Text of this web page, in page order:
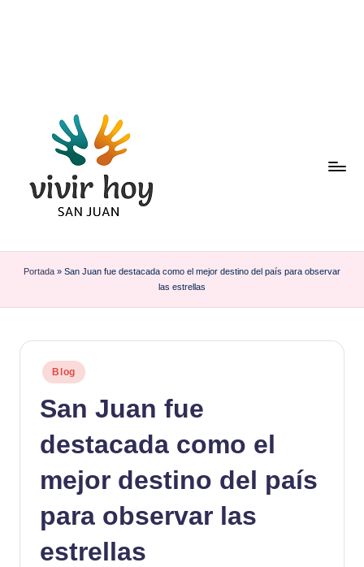
Saltar
contenido
Portada » San Juan fue destacada como el mejor destino del país para observar
las estrellas
Publicado
en
Blog
San Juan fue
destacada como el
mejor destino del país
para observar las
estrellas